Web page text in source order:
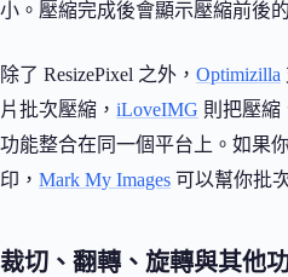
小。壓縮完成後會顯示壓縮前後
除了 ResizePixel 之外， Optimizilla
片批次壓縮， iLoveIMG 則把壓縮
功能整合在同一個平台上。如果
印， Mark My Images 可以幫你批
裁切、翻轉、旋轉與其他